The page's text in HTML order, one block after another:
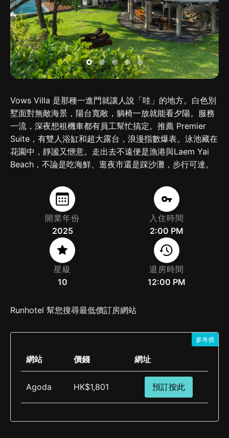
Vows Villa 是那種一進門就讓人說「哇」的地方。白色別
墅面對無敵海景，陽台寬敞，躺椅一放就能看夕陽。服務
一流，深夜想租機車都有員工幫忙搞定。推薦 Premier
Suite，有雙人浴缸和超大露台，浪漫指數爆表。泳池藏在
花園中，靜謐又愜意。走出去不遠便是漁港與Laem Yai
Beach，不論是吃海鮮、逛夜市還是踩沙灘，步行可達。
開業年份
2025
星級
10
入住時間
2:00 PM
退房時間
12:00 PM
Runhotel 幫您搜尋最低價訂房網站
參考價
網站 價錢 網址
Agoda HK$1,801 預訂按此